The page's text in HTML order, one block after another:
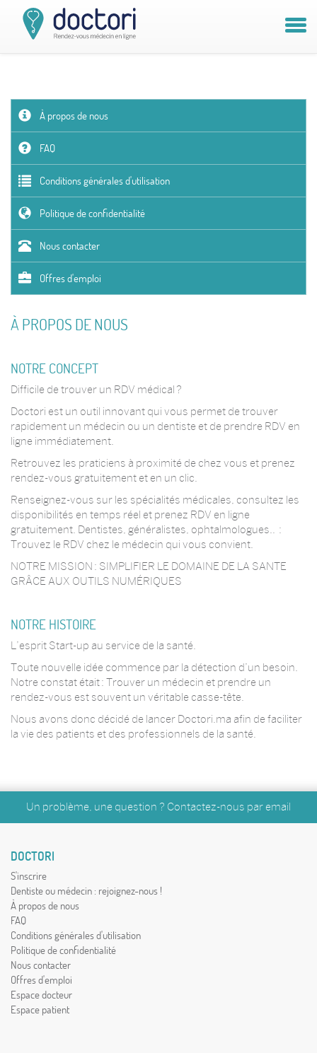
À propos de nous
FAQ
Conditions générales d'utilisation
Politique de confidentialité
Nous contacter
Offres d'emploi
À PROPOS DE NOUS
NOTRE CONCEPT
Difficile de trouver un RDV médical ?
Doctori est un outil innovant qui vous permet de trouver
rapidement un médecin ou un dentiste et de prendre RDV en
ligne immédiatement.
Retrouvez les praticiens à proximité de chez vous et prenez
rendez-vous gratuitement et en un clic.
Renseignez-vous sur les spécialités médicales, consultez les
disponibilités en temps réel et prenez RDV en ligne
gratuitement. Dentistes, généralistes, ophtalmologues.. :
Trouvez le RDV chez le médecin qui vous convient.
NOTRE MISSION : SIMPLIFIER LE DOMAINE DE LA SANTE
GRÂCE AUX OUTILS NUMÉRIQUES
NOTRE HISTOIRE
L’esprit Start-up au service de la santé.
Toute nouvelle idée commence par la détection d’un besoin.
Notre constat était : Trouver un médecin et prendre un
rendez-vous est souvent un véritable casse-tête.
Nous avons donc décidé de lancer Doctori.ma afin de faciliter
la vie des patients et des professionnels de la santé.
Un problème, une question ? Contactez-nous par email
DOCTORI
S'inscrire
Dentiste ou médecin : rejoignez-nous !
À propos de nous
FAQ
Conditions générales d'utilisation
Politique de confidentialité
Nous contacter
Offres d'emploi
Espace docteur
Espace patient